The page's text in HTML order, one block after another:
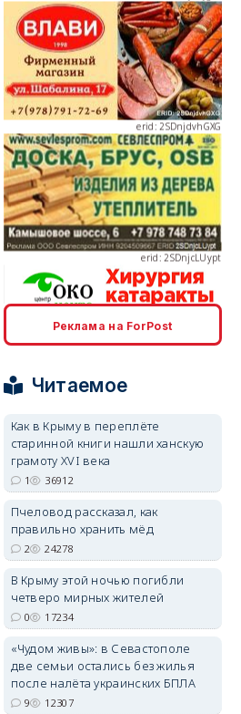
erid: 2SDnjdvhGXG
erid: 2SDnjcLUypt
erid: 2SDnjcrDNw6
erid: 2SDnjdvhGXG
Реклама на ForPost
Читаемое
Как в Крыму в переплёте
старинной книги нашли ханскую
грамоту XVI века
1 36912
Пчеловод рассказал, как
правильно хранить мёд
2 24278
В Крыму этой ночью погибли
четверо мирных жителей
0 17234
«Чудом живы»: в Севастополе
две семьи остались без жилья
после налёта украинских БПЛА
9 12307